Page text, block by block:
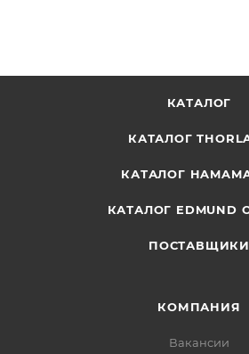
КАТАЛОГ
КАТАЛОГ
КАТАЛОГ
КАТАЛОГ EDMUND
ПОСТАВЩИКИ
КОМПАНИЯ
Вакансии